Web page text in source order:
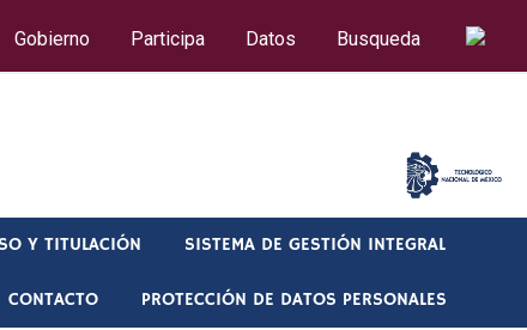
Gobierno Participa Datos Busqueda
Y TITULACIÓN SISTEMA DE GESTIÓN INTEGRAL
CONTACTO PROTECCIÓN DE DATOS PERSONALES